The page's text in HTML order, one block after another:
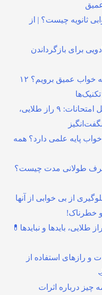
ثانویه چیست؟ | از
علمی و جادویی برای بازگرداندن
چگونه بدون قرص خواب آور سریع به خواب عمیق برویم؟ ۱۲
درمان بی خوابی در نوجوانان در فصل امتحانات: ۹ راز طلایی،
پایه علمی دارد؟ همه
طولانی مدت چیست؟
از بی خوابی از آنها
چگونگی قطع مصرف دوکسپین | ۹ راز طلایی، بایدها و نبایدها💊
و رازهای استفاده از
درباره اثرات